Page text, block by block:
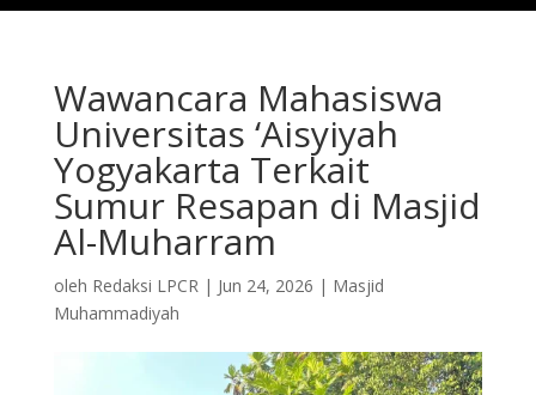
Wawancara Mahasiswa
Universitas ‘Aisyiyah
Yogyakarta Terkait
Sumur Resapan di Masjid
Al-Muharram
oleh Redaksi LPCR| Jun 24, 2026 | Masjid
Muhammadiyah